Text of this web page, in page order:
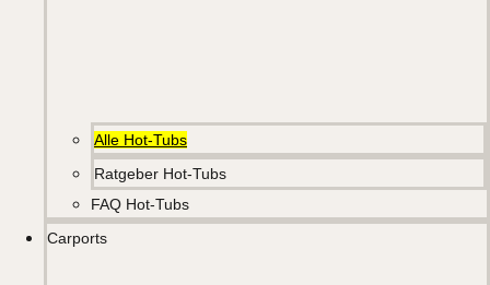
Alle Hot-Tubs
Ratgeber Hot-Tubs
FAQ Hot-Tubs
Carports